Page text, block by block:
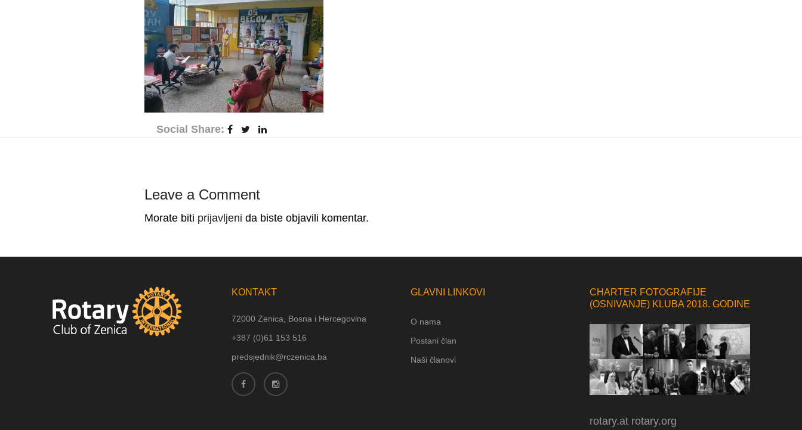
Social Share:
Leave a Comment
Morate biti prijavljeni da biste objavili komentar.
KONTAKT
72000 Zenica, Bosna i Hercegovina
+387 (0)61 153 516
predsjednik@rczenica.ba
GLAVNI LINKOVI
O nama
Postani član
Naši članovi
CHARTER FOTOGRAFIJE
(OSNIVANJE) KLUBA 2018. GODINE
rotary.at rotary.org